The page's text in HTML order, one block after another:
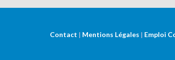
Contact | Mentions Légales | Emploi